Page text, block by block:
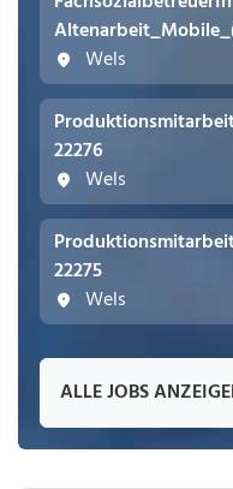
Wels
22276
Wels
22275
Wels
ALLE JOBS